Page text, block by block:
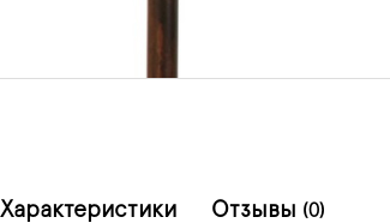
Характеристики Отзывы (0)